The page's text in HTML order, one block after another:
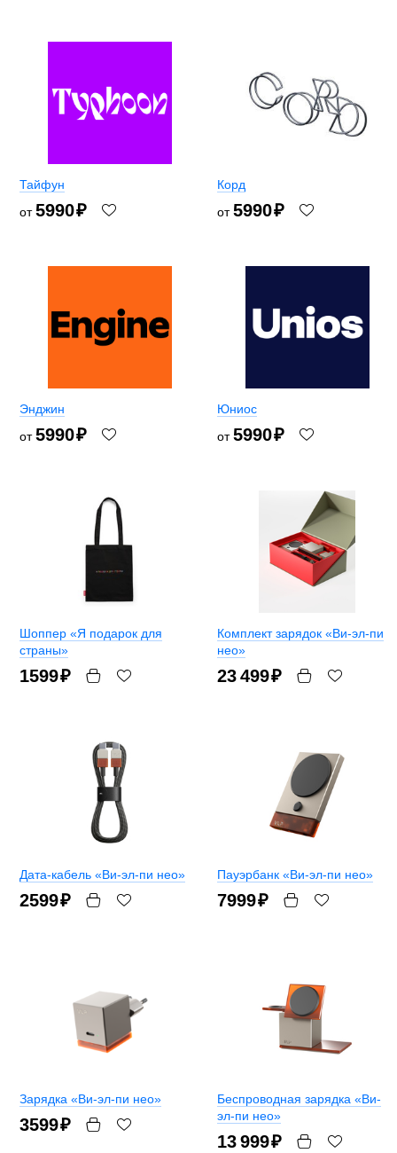
Тайфун
от5990₽
Корд
от5990₽
Энджин
от5990₽
Юниос
от5990₽
Шоппер «Я подарок для
страны»
1599₽
Комплект зарядок «Ви-эл-пи
нео»
23 499₽
Дата-кабель «Ви-эл-пи нео»
2599₽
Пауэрбанк «Ви-эл-пи нео»
7999₽
Зарядка «Ви-эл-пи нео»
3599₽
Беспроводная зарядка «Ви-
эл-пи нео»
13 999₽